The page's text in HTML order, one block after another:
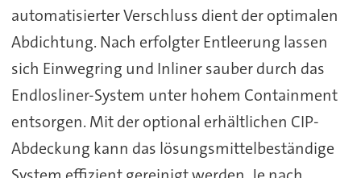
automatisierter Verschluss dient der optimalen
Abdichtung. Nach erfolgter Entleerung lassen
sich Einwegring und Inliner sauber durch das
Endlosliner-System unter hohem Containment
entsorgen. Mit der optional erhältlichen CIP-
Abdeckung kann das lösungsmittelbeständige